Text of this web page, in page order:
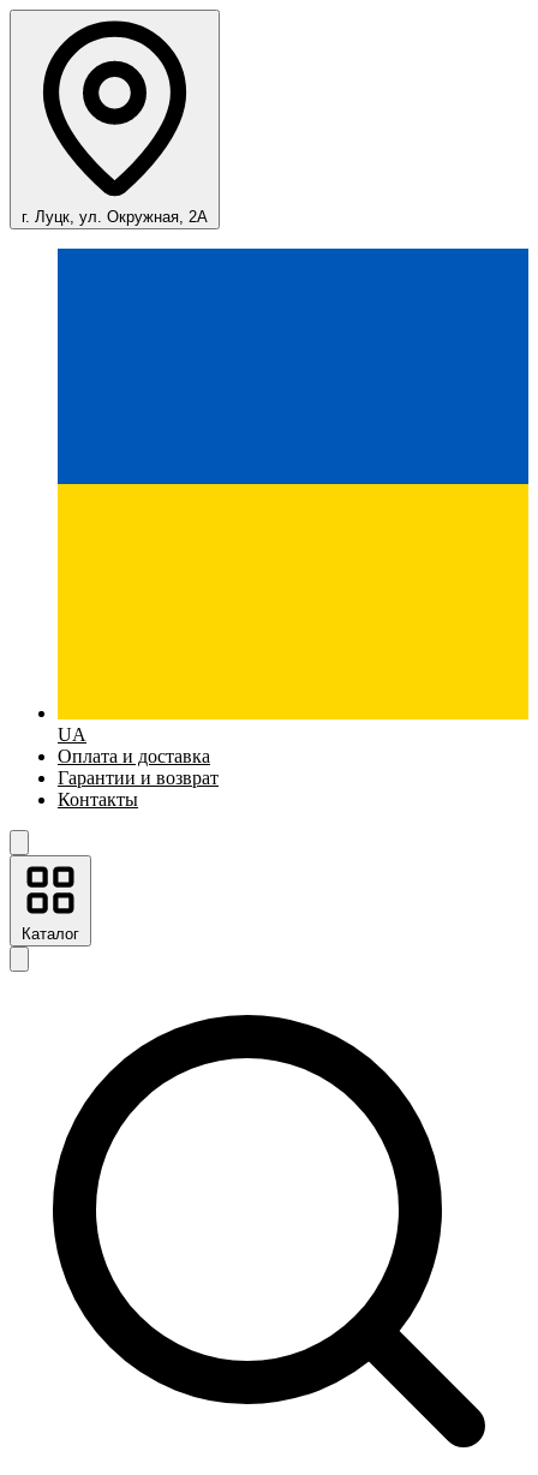
г. Луцк, ул. Окружная, 2А
UA
Оплата и доставка
Гарантии и возврат
Контакты
Каталог